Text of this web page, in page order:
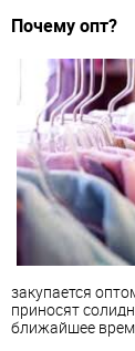
Почему опт?
закупается
приносят
ближайшее